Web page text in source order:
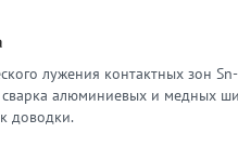
лужения контактных зон
алюминиевых и медных
доводки.